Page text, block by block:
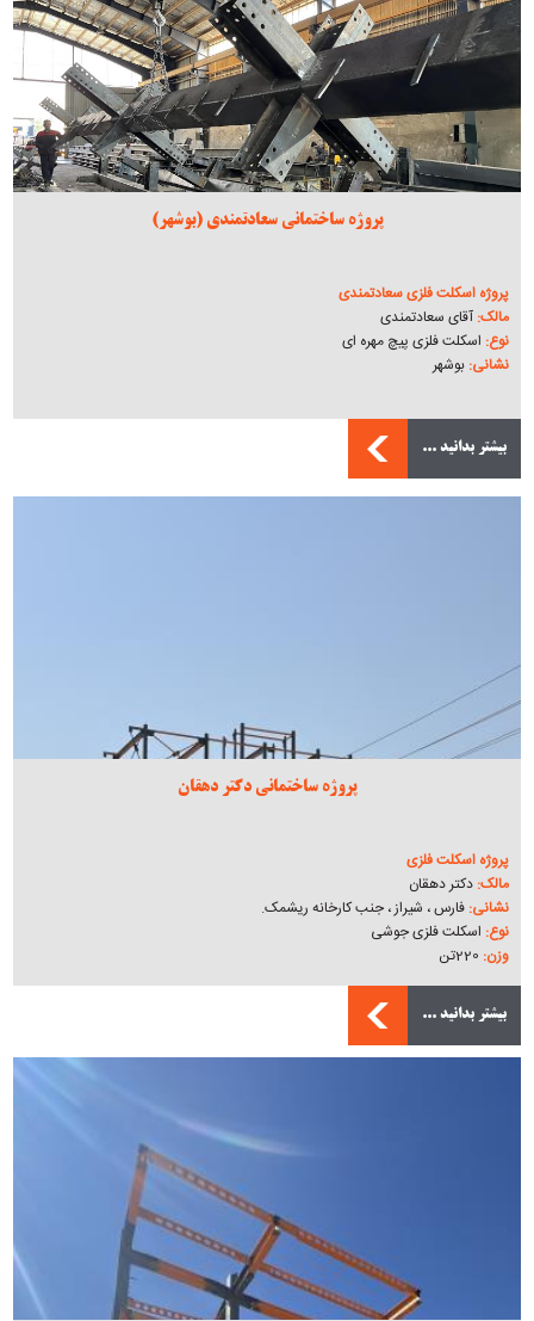
پروژه ساختمانی سعادتمندی (بوشهر)
پروژه اسکلت فلزی سعادتمندی
مالک: آقای سعادتمندی
نوع: اسکلت فلزی پیچ مهره ای
نشانی: بوشهر
بیشتر بدانید ...
پروژه ساختمانی دکتر دهقان
پروژه اسکلت فلزی
مالک:دکتر دهقان
نشانی:فارس ، شیراز ، جنب کارخانه ریشمک.
نوع: اسکلت فلزی جوشی
وزن: 220تن
بیشتر بدانید ...